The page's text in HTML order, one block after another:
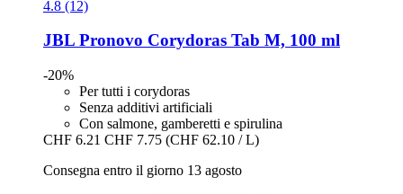
4.8 (12)
JBL Pronovo Corydoras Tab M, 100 ml
-20%
Per tutti i corydoras
Senza additivi artificiali
Con salmone, gamberetti e spirulina
CHF 6.21 CHF 7.75 (CHF 62.10 / L)
Consegna entro il giorno 13 agosto